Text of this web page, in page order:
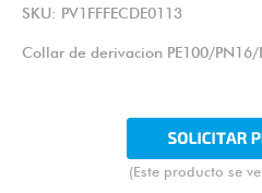
SKU: PV1FFFECDE0113
Collar de derivacion PE100/PN16/
(Este producto se